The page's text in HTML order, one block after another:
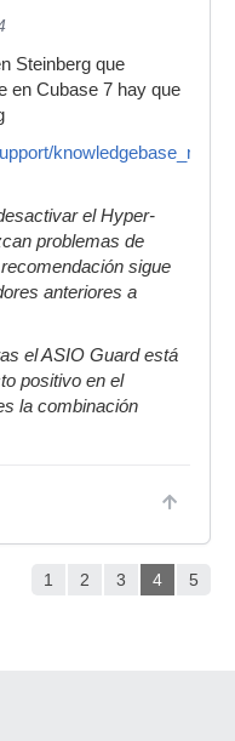
Steinberg que
en Cubase 7 hay que
knowledgebase_new/
el Hyper-
problemas de
sigue
anteriores a
el ASIO Guard está
positivo en el
la combinación
1 2 3 4 5